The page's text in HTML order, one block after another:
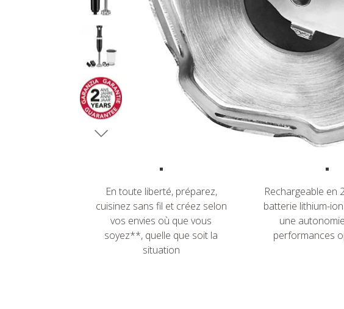
En toute liberté, préparez,
cuisinez sans fil et créez selon
vos envies où que vous
soyez**, quelle que soit la
situation
Rechargeable en
batterie lithium-
une
performances